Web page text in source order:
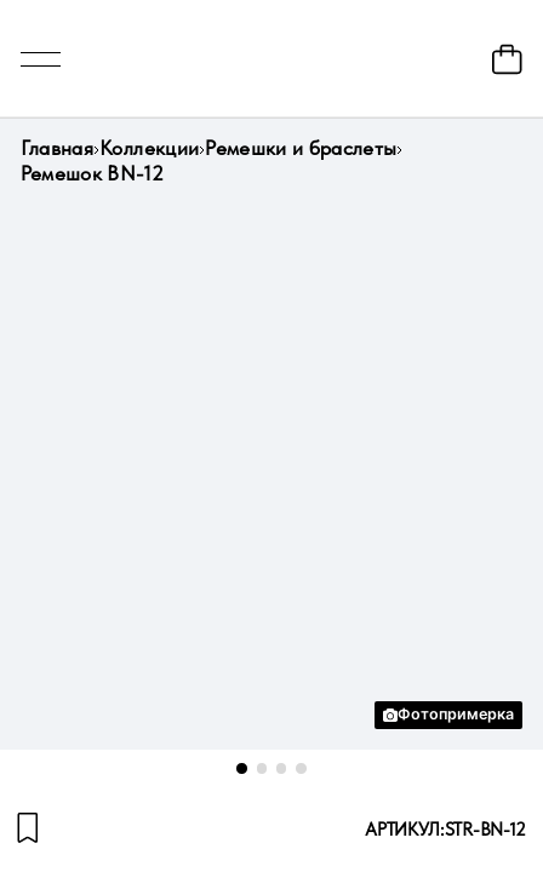
Главная Коллекции Ремешки и браслеты
Ремешок BN-12
Фотопримерка
АРТИКУЛ:STR-BN-12